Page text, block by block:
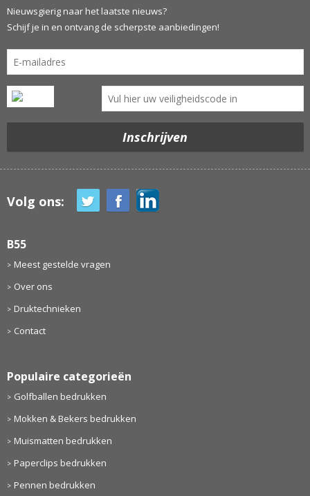
Nieuwsgierig naar het laatste nieuws?
Schijf je in en ontvang de scherpste aanbiedingen!
Volg ons:
B55
Meest gestelde vragen
Over ons
Druktechnieken
Contact
Populaire categorieën
Golfballen bedrukken
Mokken & Bekers bedrukken
Muismatten bedrukken
Paperclips bedrukken
Pennen bedrukken